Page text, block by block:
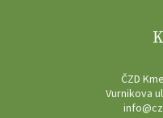
ČZD
Vurnikova